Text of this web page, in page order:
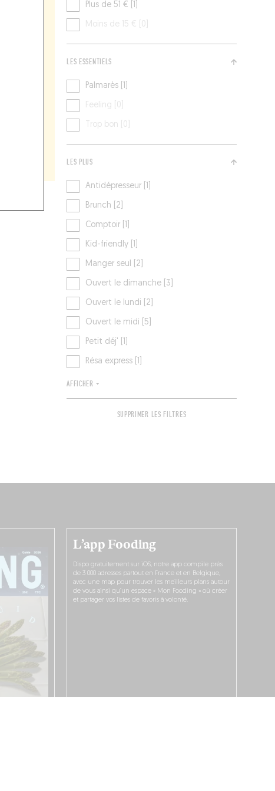
Plus de 51 € [1]
Moins de 15 € [0]
LES ESSENTIELS
Palmarès [1]
Feeling [0]
Trop bon [0]
LES PLUS
Antidépresseur [1]
Brunch [2]
Comptoir [1]
Kid-friendly [1]
Manger seul [2]
Ouvert le dimanche [3]
Ouvert le lundi [2]
Ouvert le midi [5]
Petit déj' [1]
Résa express [1]
AFFICHER +
SUPPRIMER LES FILTRES
L’app Fooding
Dispo gratuitement sur iOS, notre app compile près
de 3 000 adresses partout en France et en Belgique,
avec une map pour trouver les meilleurs plans autour
de vous ainsi qu’un espace « Mon Fooding » où créer
et partager vos listes de favoris à volonté.